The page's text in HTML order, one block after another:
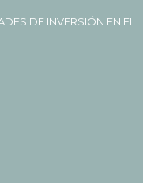
DE INVERSIÓN EN EL